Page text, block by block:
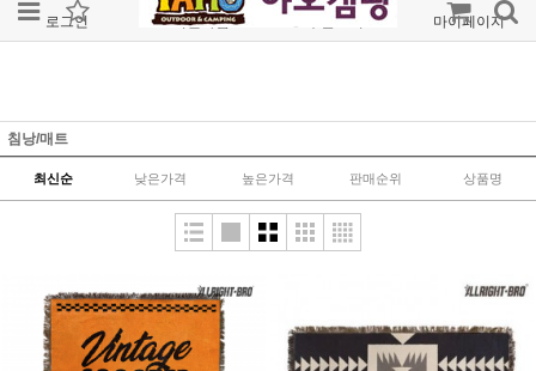
로그인 회원가입 주문조회 마이페이지
침낭/매트
최신순 낮은가격 높은가격 판매순위 상품명